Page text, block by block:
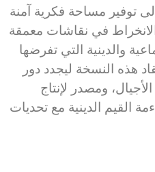
توفير مساحة فكرية آمنة
في نقاشات معمقة
والدينية التي تفرضها
هذه النسخة ليجدد دور
ومصدر لإنتاج
القيم الدينية مع تحديات